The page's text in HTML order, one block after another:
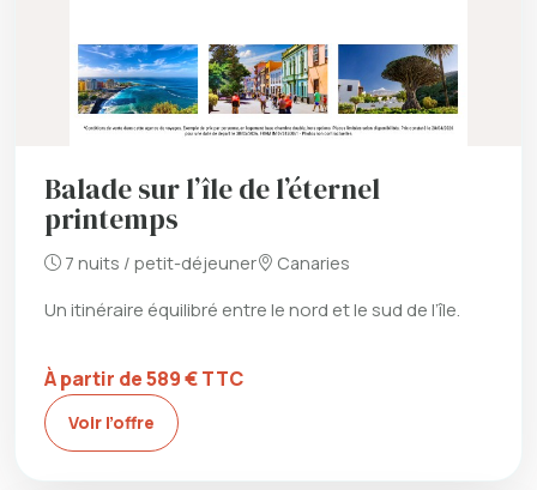
Balade sur l’île de l’éternel
printemps
7 nuits / petit-déjeuner Canaries
Un itinéraire équilibré entre le nord et le sud de l’île.
À partir de 589 € TTC
Voir l’offre